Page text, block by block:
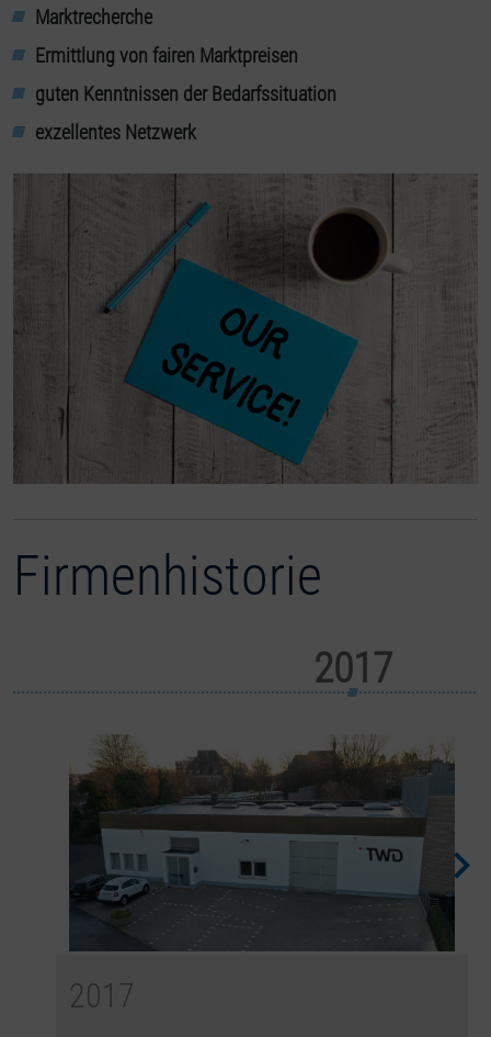
Marktrecherche
Ermittlung von fairen Marktpreisen
guten Kenntnissen der Bedarfssituation
exzellentes Netzwerk
Firmenhistorie
2017
2017